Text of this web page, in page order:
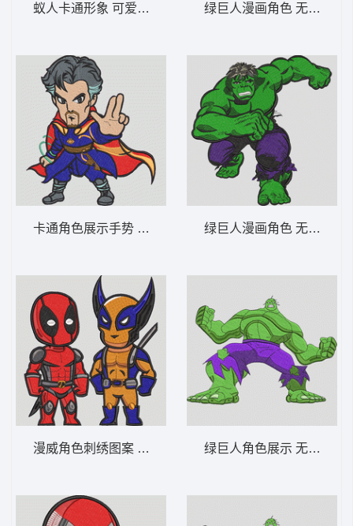
蚁人卡通形象 可爱的Q版蚁人英雄-DST格式
卡通角色展示手势 死侍 - Q版奇异博士-DST
漫威角色刺绣图案 死侍 - 迷你红色佣兵与利
绿巨人漫画角色 无敌浩克
绿巨人漫画角色 无敌浩克
绿巨人角色展示 无敌浩克